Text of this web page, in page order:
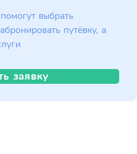
выбрать
путёвку, а
заявку